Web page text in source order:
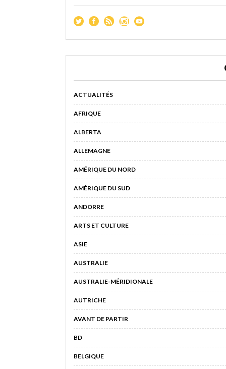
ACTUALITÉS
AFRIQUE
ALBERTA
ALLEMAGNE
AMÉRIQUE DU NORD
AMÉRIQUE DU SUD
ANDORRE
ARTS ET CULTURE
ASIE
AUSTRALIE
AUSTRALIE-MÉRIDIONALE
AUTRICHE
AVANT DE PARTIR
BD
BELGIQUE